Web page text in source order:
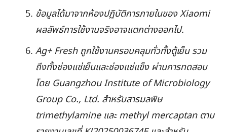
ข้อมูลได้มาจากห้องปฏิบัติการภายในของ Xiaomi
ผลลัพธ์การใช้งานจริงอาจแตกต่างออกไป.
Ag+ Fresh ถูกใช้งานครอบคลุมทั่วทั้งตู้เย็น รวม
ถึงทั้งช่องแช่เย็นและช่องแช่แข็ง ผ่านการทดสอบ
โดย Guangzhou Institute of Microbiology
Group Co., Ltd. สำหรับสารมลพิษ
trimethylamine และ methyl mercaptan ตาม